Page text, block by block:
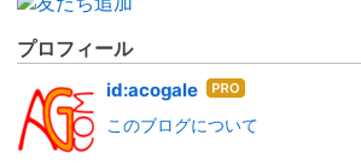
プロフィール
id:acogale はて
ログ
このブログについて